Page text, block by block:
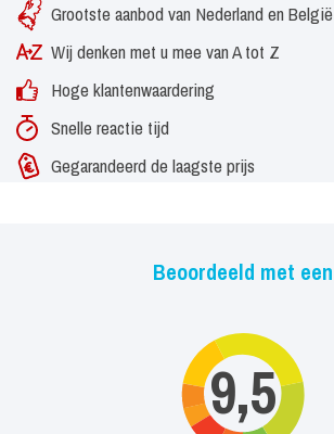
Grootste aanbod van Nederland en België
Wij denken met u mee van A tot Z
Hoge klantenwaardering
Snelle reactie tijd
Gegarandeerd de laagste prijs
Beoordeeld met een
9,5